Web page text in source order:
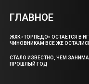
ГЛАВНОЕ
ЖХК «ТОРПЕДО» ОСТАЕТСЯ В
ЧИНОВНИКАМ ВСЕ ЖЕ
СТАЛО ИЗВЕСТНО, ЧЕМ
ПРОШЛЫЙ ГОД